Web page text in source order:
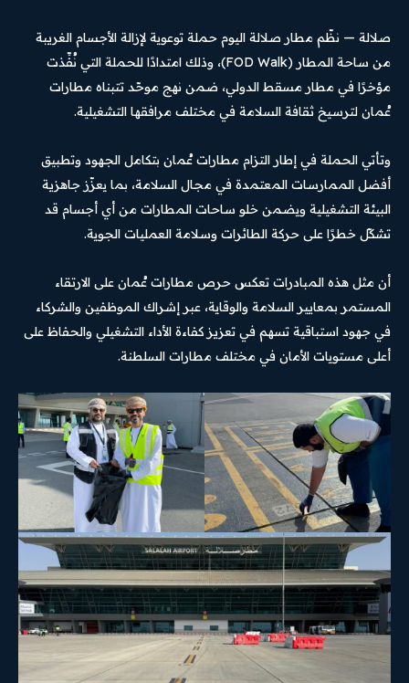
صلالة — نظّم مطار صلالة اليوم حملة توعوية لإزالة الأجسام الغريبة
من ساحة المطار (FOD Walk)، وذلك امتدادًا للحملة التي نُفِّذت
مؤخرًا في مطار مسقط الدولي، ضمن نهج موحّد تتبناه مطارات
عُمان لترسيخ ثقافة السلامة في مختلف مرافقها التشغيلية.
وتأتي الحملة في إطار التزام مطارات عُمان بتكامل الجهود وتطبيق
أفضل الممارسات المعتمدة في مجال السلامة، بما يعزّز جاهزية
البيئة التشغيلية ويضمن خلو ساحات المطارات من أي أجسام قد
تشكّل خطرًا على حركة الطائرات وسلامة العمليات الجوية.
أن مثل هذه المبادرات تعكس حرص مطارات عُمان على الارتقاء
المستمر بمعايير السلامة والوقاية، عبر إشراك الموظفين والشركاء
في جهود استباقية تسهم في تعزيز كفاءة الأداء التشغيلي والحفاظ على
أعلى مستويات الأمان في مختلف مطارات السلطنة.